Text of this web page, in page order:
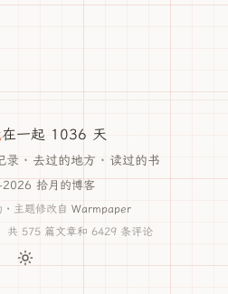
在一起 1036 天
录 · 去过的地方 · 读过的书
拾月的博客
· 主题修改自 Warmpaper
共 575 篇文章和 6429 条评论